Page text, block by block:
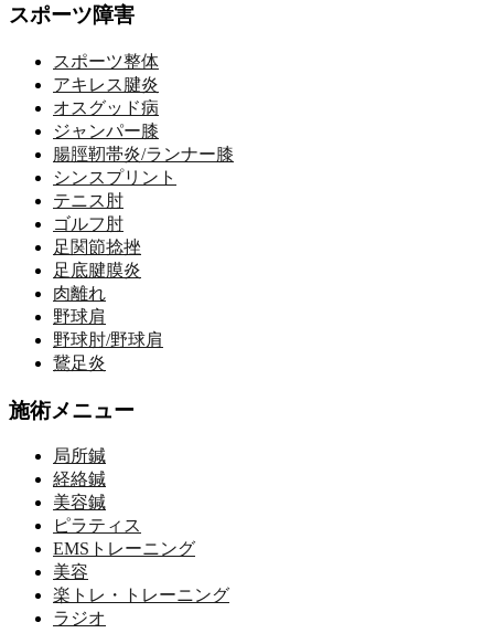
スポーツ障害
スポーツ整体
アキレス腱炎
オスグッド病
ジャンパー膝
腸脛靭帯炎/ランナー膝
シンスプリント
テニス肘
ゴルフ肘
足関節捻挫
足底腱膜炎
肉離れ
野球肩
野球肘/野球肩
鵞足炎
施術メニュー
局所鍼
経絡鍼
美容鍼
ピラティス
EMSトレーニング
美容
楽トレ・トレーニング
ラジオ